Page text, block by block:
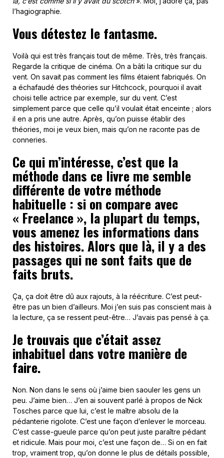
l’hagiographie.
Vous détestez le fantasme.
Voilà qui est très français tout de même. Très, très français.
Regarde la critique de cinéma. On a bâti la critique sur du
vent. On savait pas comment les films étaient fabriqués. On
a échafaudé des théories sur Hitchcock, pourquoi il avait
choisi telle actrice par exemple, sur du vent. C’est
simplement parce que celle qu’il voulait était enceinte ; alors
il en a pris une autre. Après, qu’on puisse établir des
théories, moi je veux bien, mais qu’on ne raconte pas de
conneries.
Ce qui m’intéresse, c’est que la
méthode dans ce livre me semble
différente de votre méthode
habituelle : si on compare avec
« Freelance », la plupart du temps,
vous amenez les informations dans
des histoires. Alors que là, il y a des
passages qui ne sont faits que de
faits bruts.
Ça, ça doit être dû aux rajouts, à la réécriture. C’est peut-
être pas un bien d’ailleurs. Moi j’en suis pas conscient mais à
la lecture, ça se ressent peut-être… J’avais pas pensé à ça.
Je trouvais que c’était assez
inhabituel dans votre manière de
faire.
Non. Non dans le sens où j’aime bien saouler les gens un
peu. J’aime bien… J’en ai souvent parlé à propos de Nick
Tosches parce que lui, c’est le maître absolu de la
pédanterie rigolote. C’est une façon d’enlever le morceau.
C’est casse-gueule parce qu’on peut juste paraître pédant
et ridicule. Mais pour moi, c’est une façon de… Si on en fait
trop, vraiment trop, qu’on donne le plus de détails possible,